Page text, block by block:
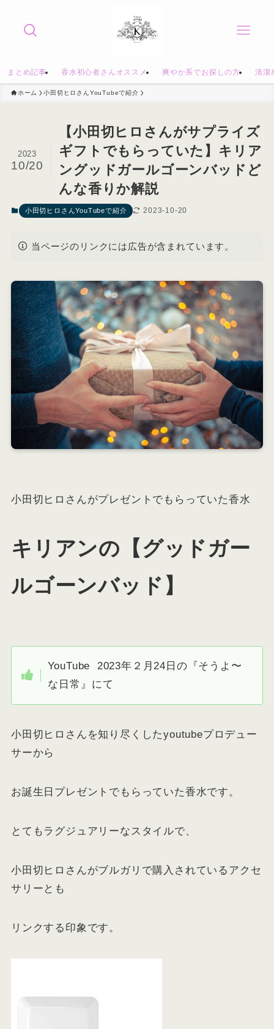
まとめ記事 香水初心者さんオススメ 爽やか系でお探しの方 清潔
ホーム 小田切ヒロさんYouTubeで紹介
【小田切ヒロさんがサプライズ
ギフトでもらっていた】キリア
ングッドガールゴーンバッドど
んな香りか解説
2023
10/20
小田切ヒロさんYouTubeで紹介 2023-10-20
当ページのリンクには広告が含まれています。
小田切ヒロさんがプレゼントでもらっていた香水
キリアンの【グッドガー
ルゴーンバッド】
YouTube 2023年２月24日の『そうよ〜
な日常』にて
小田切ヒロさんを知り尽くしたyoutubeプロデュー
サーから
お誕生日プレゼントでもらっていた香水です。
とてもラグジュアリーなスタイルで、
小田切ヒロさんがブルガリで購入されているアクセ
サリーとも
リンクする印象です。